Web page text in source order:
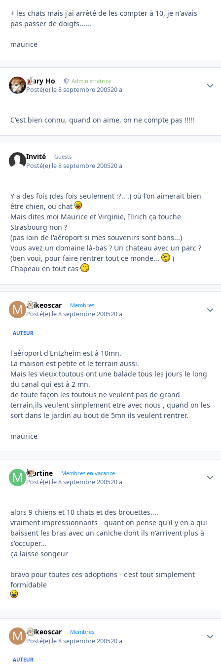
+ les chats mais j'ai arrèté de les compter à 10, je n'avais
pas passer de doigts......
maurice
Mary Ho Administratrice
Posté(e) le 8 septembre 200520 a
C'est bien connu, quand on aime, on ne compte pas !!!!!
Invité Guests
Posté(e) le 8 septembre 200520 a
Y a des fois (des fois seulement :?.. .) où l'on aimerait bien
être chien, ou chat
Mais dites moi Maurice et Virginie, Illrich ça touche
Strasbourg non ?
(pas loin de l'aéroport si mes souvenirs sont bons...)
Vous avez un domaine là-bas ? Un chateau avec un parc ?
(ben voui, pour faire rentrer tout ce monde...
)
Chapeau en tout cas
mikeoscar Membres
Posté(e) le 8 septembre 200520 a
AUTEUR
l'aéroport d'Entzheim est à 10mn.
La maison est petite et le terrain aussi.
Mais les vieux toutous ont une balade tous les jours le long
du canal qui est à 2 mn.
de toute façon les toutous ne veulent pas de grand
terrain,ils veulent simplement etre avec nous , quand on les
sort dans le jardin au bout de 5mn ils veulent rentrer.
maurice
Martine Membres en vacance
Posté(e) le 8 septembre 200520 a
alors 9 chiens et 10 chats et des brouettes....
vraiment impressionnants - quant on pense qu'il y en a qui
baissent les bras avec un caniche dont ils n'arrivent plus à
s'occuper...
ça laisse songeur
bravo pour toutes ces adoptions - c'est tout simplement
formidable
mikeoscar Membres
Posté(e) le 8 septembre 200520 a
AUTEUR